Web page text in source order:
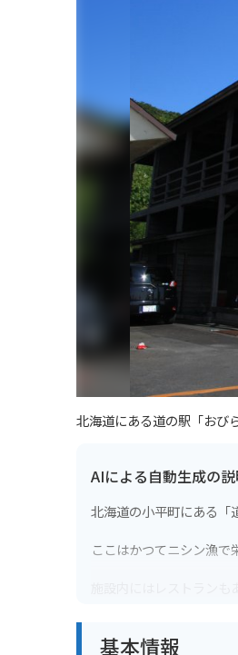
北海道にある道の駅「おび
AIによる自動生成の
北海道の小平町にある「
ここはかつてニシン漁で
施設内にはレストラン
バイクで訪れる場合、
基本情報